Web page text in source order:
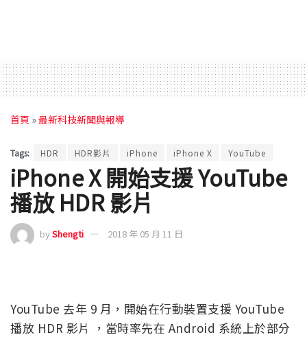
首頁 »最新科技新聞與報導
Tags: HDR HDR影片 iPhone iPhone X YouTube
iPhone X 開始支援 YouTube
播放 HDR 影片
byShengti 2018 年 05 月 11 日
YouTube 去年 9 月，開始在行動裝置支援 YouTube
播放 HDR 影片 ，當時率先在 Android 系統上於部分